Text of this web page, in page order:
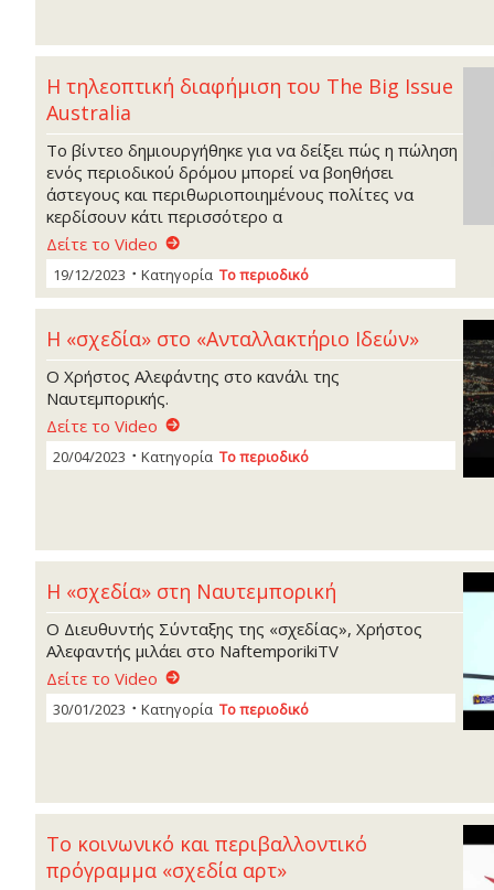
Η τηλεοπτική διαφήμιση του The Big Issue
Australia
Το βίντεο δημιουργήθηκε για να δείξει πώς η πώληση
ενός περιοδικού δρόμου μπορεί να βοηθήσει
άστεγους και περιθωριοποιημένους πολίτες να
κερδίσουν κάτι περισσότερο α
Δείτε το Video
19/12/2023 Κατηγορία Το περιοδικό
Η «σχεδία» στο «Ανταλλακτήριο Ιδεών»
Ο Χρήστος Αλεφάντης στο κανάλι της
Ναυτεμπορικής.
Δείτε το Video
20/04/2023 Κατηγορία Το περιοδικό
Η «σχεδία» στη Ναυτεμπορική
Ο Διευθυντής Σύνταξης της «σχεδίας», Χρήστος
Αλεφαντής μιλάει στο NaftemporikiTV
Δείτε το Video
30/01/2023 Κατηγορία Το περιοδικό
To κοινωνικό και περιβαλλοντικό
πρόγραμμα «σχεδία αρτ»